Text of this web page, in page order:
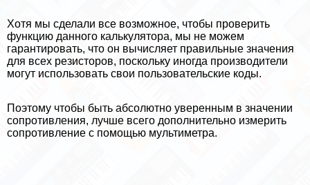
Хотя мы сделали все возможное, чтобы проверить
функцию данного калькулятора, мы не можем
гарантировать, что он вычисляет правильные значения
для всех резисторов, поскольку иногда производители
могут использовать свои пользовательские коды.
Поэтому чтобы быть абсолютно уверенным в значении
сопротивления, лучше всего дополнительно измерить
сопротивление с помощью мультиметра.